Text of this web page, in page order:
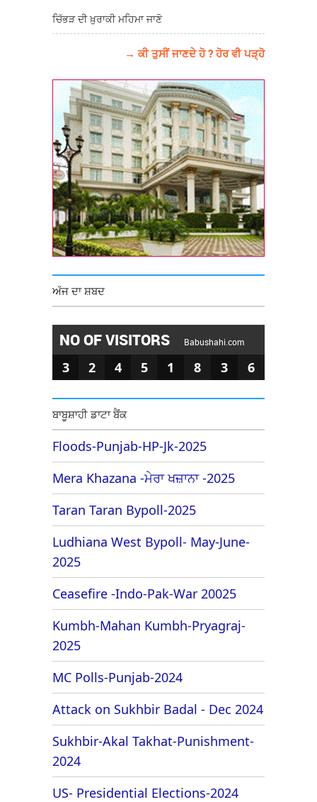
ਚਿੱਭੜ ਦੀ ਖ਼ੁਰਾਕੀ ਮਹਿਮਾ ਜਾਣੋ
→ ਕੀ ਤੁਸੀਂ ਜਾਣਦੇ ਹੋ ? ਹੋਰ ਵੀ ਪੜ੍ਹੋ
ਅੱਜ ਦਾ ਸ਼ਬਦ
NO OF VISITORS Babushahi.com
3 2 4 5 1 8 3 6
ਬਾਬੂਸ਼ਾਹੀ ਡਾਟਾ ਬੈਂਕ
Floods-Punjab-HP-Jk-2025
Mera Khazana -ਮੇਰਾ ਖਜ਼ਾਨਾ -2025
Taran Taran Bypoll-2025
Ludhiana West Bypoll- May-June-
2025
Ceasefire -Indo-Pak-War 20025
Kumbh-Mahan Kumbh-Pryagraj-
2025
MC Polls-Punjab-2024
Attack on Sukhbir Badal - Dec 2024
Sukhbir-Akal Takhat-Punishment-
2024
US- Presidential Elections-2024